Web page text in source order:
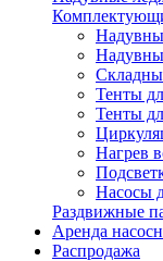
Тенты
Тенты
Нагрев
Насосы
Раздвижные
Аренда
Распродажа